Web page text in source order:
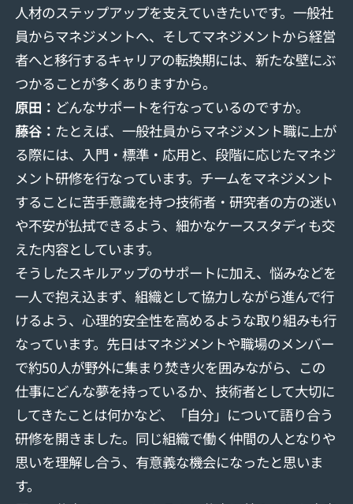
人材のステップアップを支えていきたいです。一般社
員からマネジメントへ、そしてマネジメントから経営
者へと移行するキャリアの転換期には、新たな壁にぶ
つかることが多くありますから。
原田： どんなサポートを行なっているのですか。
藤⾕ ： たとえば、一般社員からマネジメント職に上が
る際には、入門・標準・応用と、段階に応じたマネジ
メント研修を行なっています。チームをマネジメント
することに苦手意識を持つ技術者・研究者の方の迷い
や不安が払拭できるよう、細かなケーススタディも交
えた内容としています。
そうしたスキルアップのサポートに加え、悩みなどを
一人で抱え込まず、組織として協力しながら進んで行
けるよう、心理的安全性を高めるような取り組みも行
なっています。先日はマネジメントや職場のメンバー
で約50⼈が野外に集まり焚き火を囲みながら、この
仕事にどんな夢を持っているか、技術者として大切に
してきたことは何かなど、「自分」について語り合う
研修を開きました。同じ組織で働く仲間の人となりや
思いを理解し合う、有意義な機会になったと思いま
す。